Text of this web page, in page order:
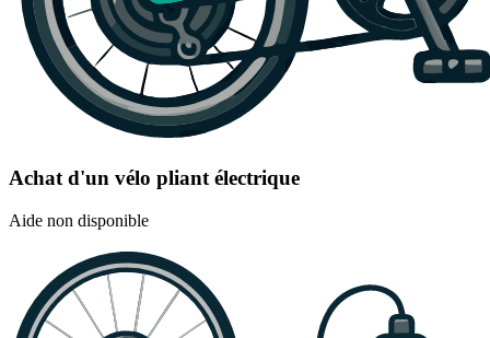
Achat d'un vélo pliant électrique
Aide non disponible